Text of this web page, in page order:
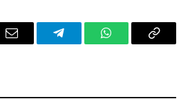
Email TelegramWhatsAppCopy